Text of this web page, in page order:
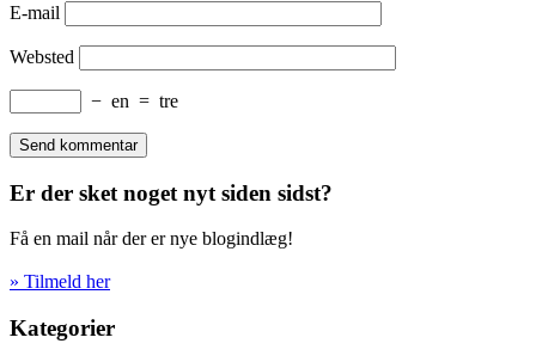
E-mail
Websted
− en = tre
Er der sket noget nyt siden sidst?
Få en mail når der er nye blogindlæg!
» Tilmeld her
Kategorier